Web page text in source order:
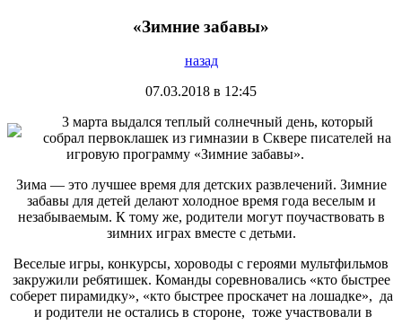
«Зимние забавы»
назад
07.03.2018 в 12:45
3 марта выдался теплый солнечный день, который
собрал первоклашек из гимназии в Сквере писателей на
игровую программу «Зимние забавы».
Зима — это лучшее время для детских развлечений. Зимние
забавы для детей делают холодное время года веселым и
незабываемым. К тому же, родители могут поучаствовать в
зимних играх вместе с детьми.
Веселые игры, конкурсы, хороводы с героями мультфильмов
закружили ребятишек. Команды соревновались «кто быстрее
соберет пирамидку», «кто быстрее проскачет на лошадке», да
и родители не остались в стороне, тоже участвовали в